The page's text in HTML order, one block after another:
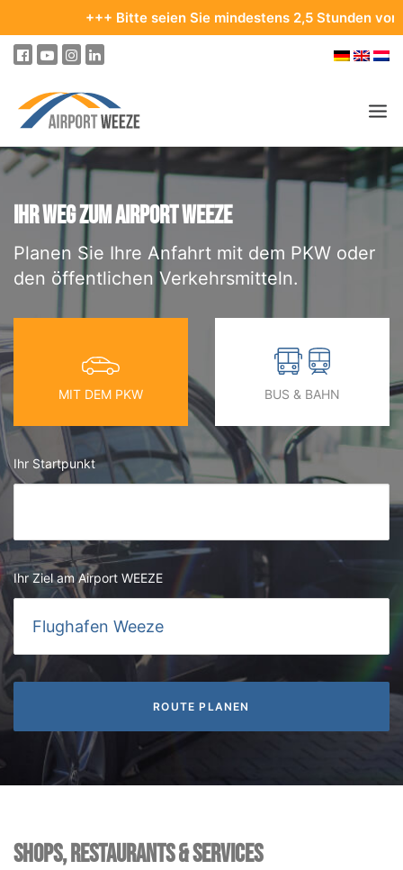
+++ Bitte seien Sie mindestens 2,5 Stunden vor
PASSAGIER & BESUCHER
UNTERNEHMEN & BUSINESS
FLIEGEN
AN- & ABREISE
PARKEN
ZIELE & REISEN
IHR WEG ZUM AIRPORT WEEZE
Planen Sie Ihre Anfahrt mit dem PKW oder
den öffentlichen Verkehrsmitteln.
MIT DEM PKW BUS & BAHN
Ihr Startpunkt
Ihr Ziel am Airport WEEZE
SHOPS, RESTAURANTS & SERVICES